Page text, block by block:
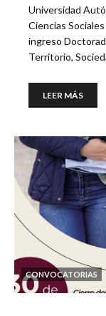
Universidad
Ciencias
ingreso
Territorio,
LEER MÁS
CONVOCATORIAS